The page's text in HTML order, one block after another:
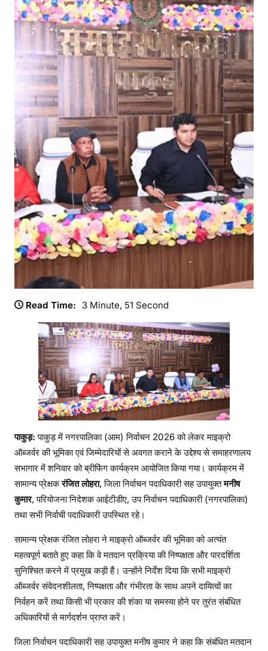
र्व
र
ब्री
फिं
ग
में
दि
ए
दि
-
नि
र्दे
श
क्ष
Read Time: 3 Minute, 51 Second
पाकुड़: पाकुड़ में नगरपालिका (आम) निर्वाचन 2026 को लेकर माइक्रो
ऑब्जर्वर की भूमिका एवं जिम्मेदारियों से अवगत कराने के उद्देश्य से समाहरणालय
सभागार में शनिवार को ब्रीफिंग कार्यक्रम आयोजित किया गया। कार्यक्रम में
सामान्य प्रेक्षकरंजित लोहरा, जिला निर्वाचन पदाधिकारी सह उपायुक्तमनीष
कुमार, परियोजना निदेशक आईटीडीए, उप निर्वाचन पदाधिकारी (नगरपालिका)
तथा सभी निर्वाची पदाधिकारी उपस्थित रहे।
सामान्य प्रेक्षक रंजित लोहरा ने माइक्रो ऑब्जर्वर की भूमिका को अत्यंत
महत्वपूर्ण बताते हुए कहा कि वे मतदान प्रक्रिया की निष्पक्षता और पारदर्शिता
सुनिश्चित करने में प्रमुख कड़ी हैं। उन्होंने निर्देश दिया कि सभी माइक्रो
ऑब्जर्वर संवेदनशीलता, निष्पक्षता और गंभीरता के साथ अपने दायित्वों का
निर्वहन करें तथा किसी भी प्रकार की शंका या समस्या होने पर तुरंत संबंधित
अधिकारियों से मार्गदर्शन प्राप्त करें।
जिला निर्वाचन पदाधिकारी सह उपायुक्त मनीष कुमार ने कहा कि संबंधित मतदान